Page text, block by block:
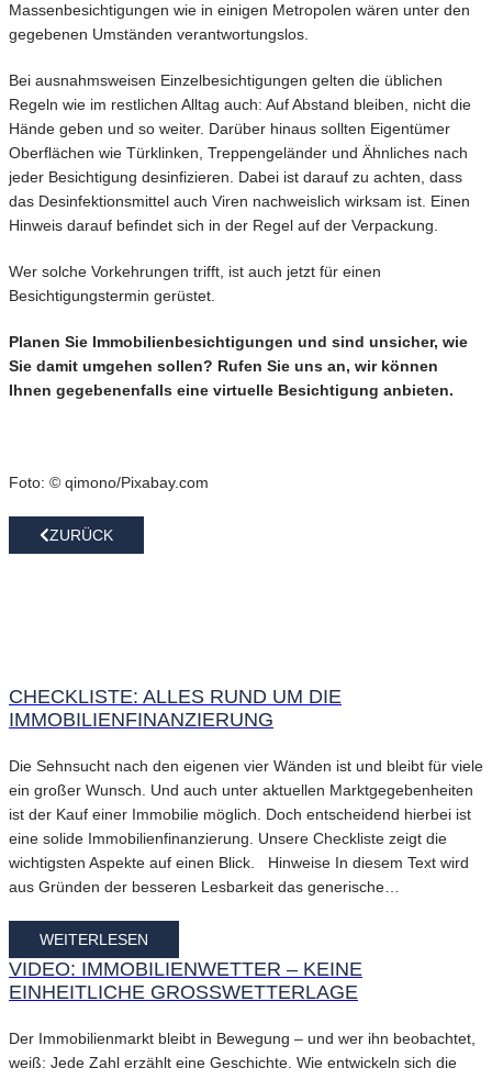
Massenbesichtigungen wie in einigen Metropolen wären unter den
gegebenen Umständen verantwortungslos.
Bei ausnahmsweisen Einzelbesichtigungen gelten die üblichen
Regeln wie im restlichen Alltag auch: Auf Abstand bleiben, nicht die
Hände geben und so weiter. Darüber hinaus sollten Eigentümer
Oberflächen wie Türklinken, Treppengeländer und Ähnliches nach
jeder Besichtigung desinfizieren. Dabei ist darauf zu achten, dass
das Desinfektionsmittel auch Viren nachweislich wirksam ist. Einen
Hinweis darauf befindet sich in der Regel auf der Verpackung.
Wer solche Vorkehrungen trifft, ist auch jetzt für einen
Besichtigungstermin gerüstet.
Planen Sie Immobilienbesichtigungen und sind unsicher, wie
Sie damit umgehen sollen? Rufen Sie uns an, wir können
Ihnen gegebenenfalls eine virtuelle Besichtigung anbieten.
Foto: © qimono/Pixabay.com
ZURÜCK
CHECKLISTE: ALLES RUND UM DIE
IMMOBILIENFINANZIERUNG
Die Sehnsucht nach den eigenen vier Wänden ist und bleibt für viele
ein großer Wunsch. Und auch unter aktuellen Marktgegebenheiten
ist der Kauf einer Immobilie möglich. Doch entscheidend hierbei ist
eine solide Immobilienfinanzierung. Unsere Checkliste zeigt die
wichtigsten Aspekte auf einen Blick. Hinweise In diesem Text wird
aus Gründen der besseren Lesbarkeit das generische…
WEITERLESEN
VIDEO: IMMOBILIENWETTER – KEINE
EINHEITLICHE GROSSWETTERLAGE
Der Immobilienmarkt bleibt in Bewegung – und wer ihn beobachtet,
weiß: Jede Zahl erzählt eine Geschichte. Wie entwickeln sich die